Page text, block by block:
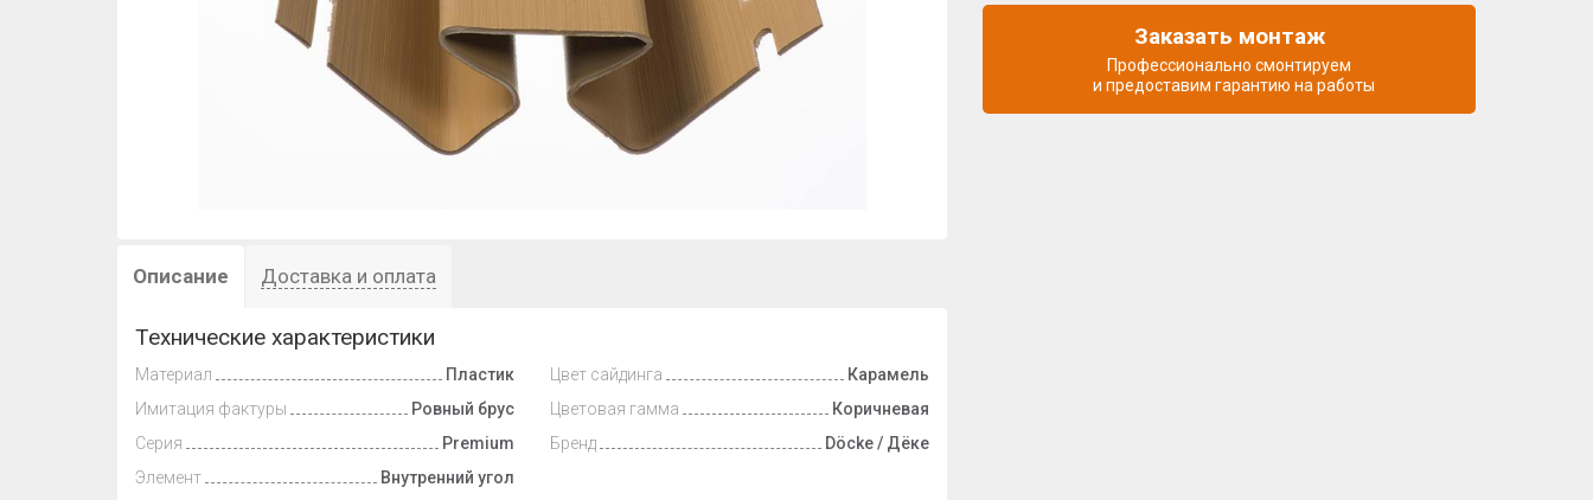
Описание Доставка и оплата
Технические характеристики
Материал
Пластик
Имитация фактуры
Ровный брус
Серия
Premium
Элемент
Внутренний угол
Цвет сайдинга
Карамель
Цветовая гамма
Коричневая
Бренд
Döcke / Дёке
Заказать монтаж
Профессионально смонтируем
и предоставим гарантию на работы